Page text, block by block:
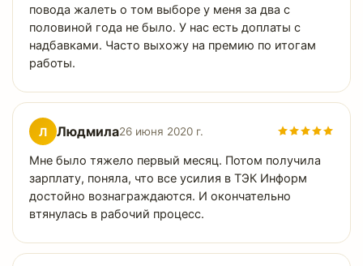
повода жалеть о том выборе у меня за два с
половиной года не было. У нас есть доплаты с
надбавками. Часто выхожу на премию по итогам
работы.
Л Людмила26 июня 2020 г.
Мне было тяжело первый месяц. Потом получила
зарплату, поняла, что все усилия в ТЭК Информ
достойно вознаграждаются. И окончательно
втянулась в рабочий процесс.